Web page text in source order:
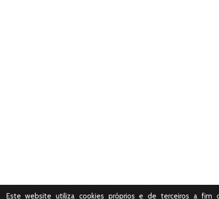
Este website utiliza cookies próprios e de terceiros a fim